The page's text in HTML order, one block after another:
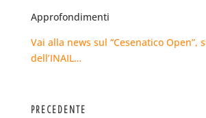
Approfondimenti
Vai alla news sul “Cesenatico Open”,
dell’INAIL…
PRECEDENTE